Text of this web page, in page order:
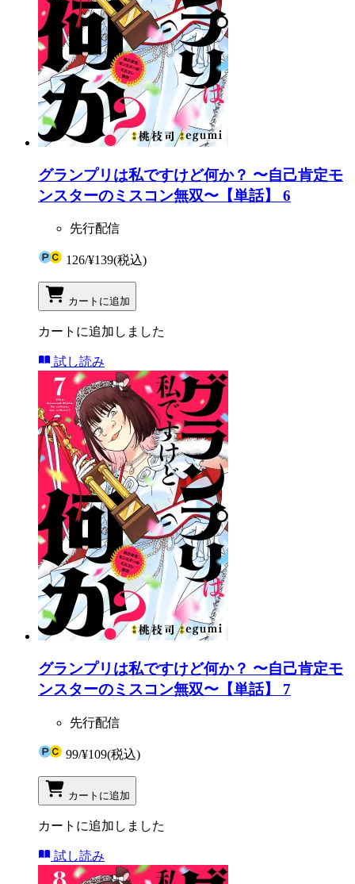
グランプリは私ですけど何か？ 〜自己肯定モ
ンスターのミスコン無双〜【単話】 6
先行配信
126/¥139(税込)
カートに追加
カートに追加しました
試し読み
グランプリは私ですけど何か？ 〜自己肯定モ
ンスターのミスコン無双〜【単話】 7
先行配信
99/¥109(税込)
カートに追加
カートに追加しました
試し読み